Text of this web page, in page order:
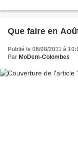
Que faire en
Publié le 06/08/2011 à
Par MoDem-Colombes